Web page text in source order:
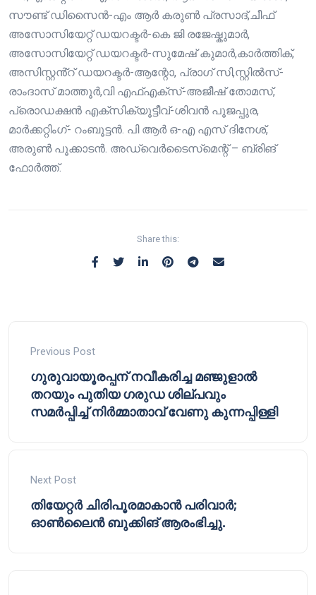
സൗണ്ട് ഡിസൈൻ-എം ആർ കരുൺ പ്രസാദ്,ചീഫ്
അസോസിയേറ്റ് ഡയറക്ടർ-കെ ജി രജേഷ്കുമാർ,
അസോസിയേറ്റ് ഡയറക്ടർ-സുമേഷ് കുമാർ,കാർത്തിക്,
അസിസ്റ്റൻ്റ് ഡയറക്ടർ-ആന്റോ, പ്രാഗ് സി,സ്റ്റിൽസ്-
രാംദാസ് മാത്തൂർ,വി എഫ്എക്സ്-അജീഷ് തോമസ്,
പ്രൊഡക്ഷൻ എക്സിക്യൂട്ടീവ്-ശിവൻ പൂജപ്പുര,
മാർക്കറ്റിംഗ്- റംബൂട്ടൻ. പി ആർ ഒ-എ എസ് ദിനേശ്,
അരുൺ പൂക്കാടൻ. അഡ്വെർടൈസ്‌മെന്റ് – ബ്രിങ്
ഫോർത്ത്.
Share this:
Previous Post
ഗുരുവായൂരപ്പന് നവീകരിച്ച മഞ്ജുളാൽ
തറയും പുതിയ ഗരുഡ ശില്പവും
സമർപ്പിച്ച് നിർമ്മാതാവ് വേണു കുന്നപ്പിള്ളി
Next Post
തിയേറ്റർ ചിരിപൂരമാകാൻ പരിവാർ;
ഓൺലൈൻ ബുക്കിങ് ആരംഭിച്ചു.